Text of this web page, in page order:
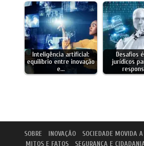
Inteligência artificial:
equilíbrio entre inovação
e…
Desafios
jurídicos
SOBRE INOVAÇÃO SOCIEDADE MOVIDA
MITOS E FATOS
SEGURANÇA E